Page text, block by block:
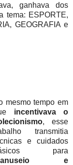
ganhava dos
tema: ESPORTE,
GEOGRAFIA e
mesmo tempo em
incentivava o
, esse
transmitia
e cuidados
para
e